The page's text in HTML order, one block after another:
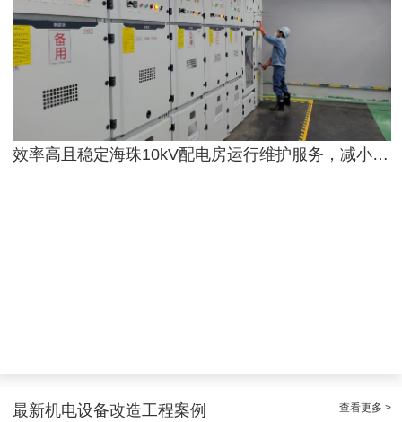
效率高且稳定海珠10kV配电房运行维护服务，减小问题可能性
最新机电设备改造工程案例 查看更多 >